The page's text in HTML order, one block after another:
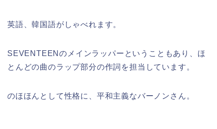
英語、韓国語がしゃべれます。
SEVENTEENのメインラッパーということもあり、ほ
とんどの曲のラップ部分の作詞を担当しています。
のほほんとして性格に、平和主義なバーノンさん。